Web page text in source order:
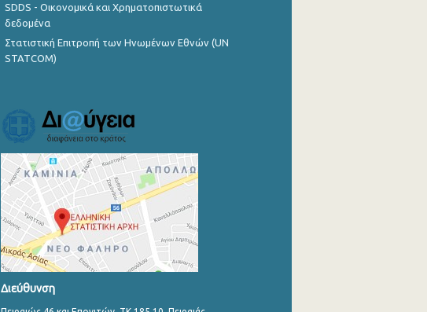
SDDS - Οικονομικά και Χρηματοπιστωτικά
δεδομένα
Στατιστική Επιτροπή των Ηνωμένων Εθνών (UN
STATCOM)
Διεύθυνση